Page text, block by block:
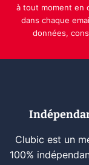
à tout moment en
dans chaque
données,
Clubic est un
100%